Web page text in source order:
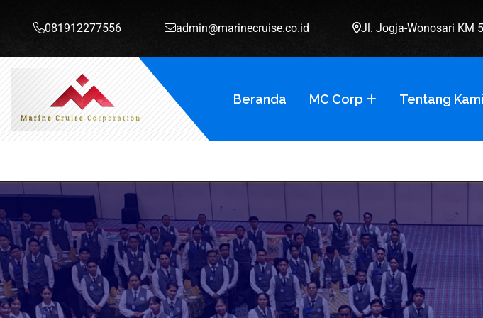
081912277556 admin@marinecruise.co.id Jl. Jogja-Wonosari KM
Beranda MC Corp Tentang Kami